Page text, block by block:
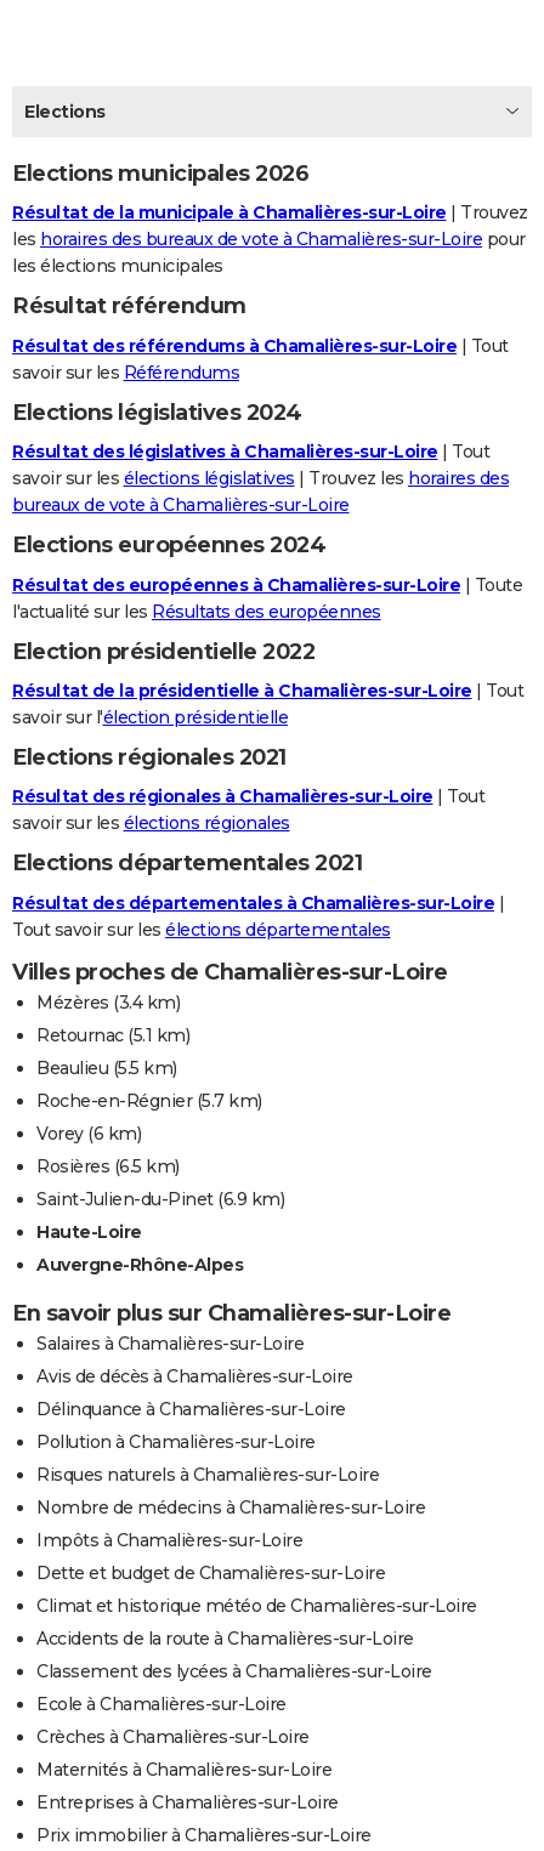
CARTE DE VOEUX
Carte de Noël
Carte Bonne année
Carte Saint-Valentin
Carte Pâques
Carte d'anniversaire
DICTIONNAIRE
Dictionnaire
Biographies
Citations
Expressions
Proverbes
PROGRAMME TV
S'inscrire
Se connecter
Lycées
Collèges
Primaires
Universités
Entreprises
Service militaire
Avis de recherche
AVIS DE DÉCÈS
FORUM
Bricolage
Lifestyle
Culture
Sport
Auto
Television
Voyage
Cinema
Elections
Elections municipales 2026
Résultat de la municipale à Chamalières-sur-Loire | Trouvez
les horaires des bureaux de vote à Chamalières-sur-Loire pour
les élections municipales
Résultat référendum
Résultat des référendums à Chamalières-sur-Loire | Tout
savoir sur les Référendums
Elections législatives 2024
Résultat des législatives à Chamalières-sur-Loire | Tout
savoir sur les élections législatives | Trouvez les horaires des
bureaux de vote à Chamalières-sur-Loire
Elections européennes 2024
Résultat des européennes à Chamalières-sur-Loire | Toute
l'actualité sur les Résultats des européennes
Election présidentielle 2022
Résultat de la présidentielle à Chamalières-sur-Loire | Tout
savoir sur l'élection présidentielle
Elections régionales 2021
Résultat des régionales à Chamalières-sur-Loire | Tout
savoir sur les élections régionales
Elections départementales 2021
Résultat des départementales à Chamalières-sur-Loire |
Tout savoir sur les élections départementales
Villes proches de Chamalières-sur-Loire
Mézères (3.4 km)
Retournac(5.1 km)
Beaulieu (5.5 km)
Roche-en-Régnier(5.7 km)
Vorey(6 km)
Rosières (6.5 km)
Saint-Julien-du-Pinet(6.9 km)
Haute-Loire
Auvergne-Rhône-Alpes
En savoir plus sur Chamalières-sur-Loire
Salaires à Chamalières-sur-Loire
Avis de décès à Chamalières-sur-Loire
Délinquance à Chamalières-sur-Loire
Pollution à Chamalières-sur-Loire
Risques naturels à Chamalières-sur-Loire
Nombre de médecins à Chamalières-sur-Loire
Impôts à Chamalières-sur-Loire
Dette et budget de Chamalières-sur-Loire
Climat et historique météo de Chamalières-sur-Loire
Accidents de la route à Chamalières-sur-Loire
Classement des lycées à Chamalières-sur-Loire
Ecole à Chamalières-sur-Loire
Crèches à Chamalières-sur-Loire
Maternités à Chamalières-sur-Loire
Entreprises à Chamalières-sur-Loire
Prix immobilier à Chamalières-sur-Loire